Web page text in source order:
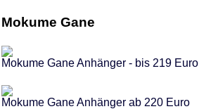
Mokume Gane
Mokume Gane Anhänger - bis 219 Euro
Mokume Gane Anhänger ab 220 Euro